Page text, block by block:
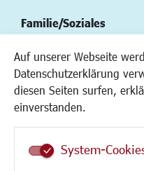
Auf unserer Webseite
Datenschutzerklärung
diesen Seiten surfen,
einverstanden.
System-
Familie/Soziales
Kinderbetreuung
Kinder und Jugend
Institutionen für Familien
Frauen
Schule